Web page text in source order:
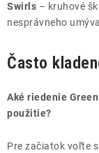
Swirls – kruhové
nesprávneho
Často
Aké riedenie
použitie?
Pre začiatok voľte